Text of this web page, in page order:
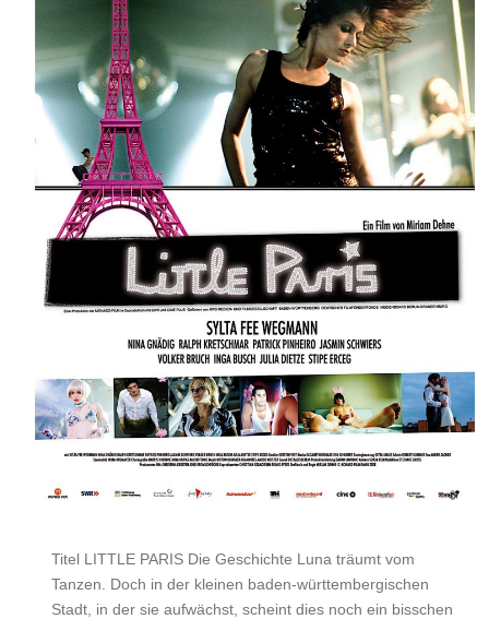
Titel LITTLE PARIS Die Geschichte Luna träumt vom
Tanzen. Doch in der kleinen baden-württembergischen
Stadt, in der sie aufwächst, scheint dies noch ein bisschen